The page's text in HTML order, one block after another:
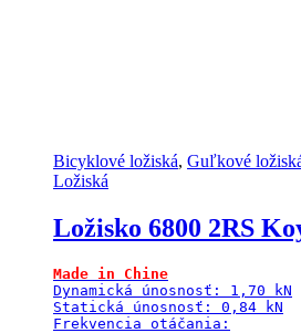
Bicyklové ložiská, Guľkové
Ložiská
Ložisko 6800 2RS
Made in Chine
Dynamická únosnosť: 1,70 kN
Statická únosnosť: 0,84 kN
Frekvencia otáčania: